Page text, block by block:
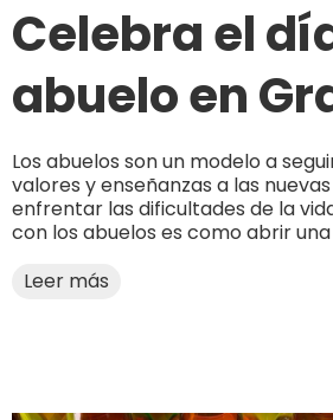
Celebra el
abuelo en
Los abuelos son un modelo a
valores y enseñanzas a las
enfrentar las dificultades de la
con los abuelos es como abrir una
Leer más